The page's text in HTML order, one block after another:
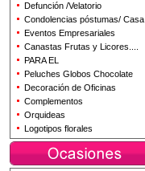
Defunción /Velatorio
Condolencias póstumas/ Casa
Eventos Empresariales
Canastas Frutas y Licores....
PARA EL
Peluches Globos Chocolate
Decoración de Oficinas
Complementos
Orquideas
Logotipos florales